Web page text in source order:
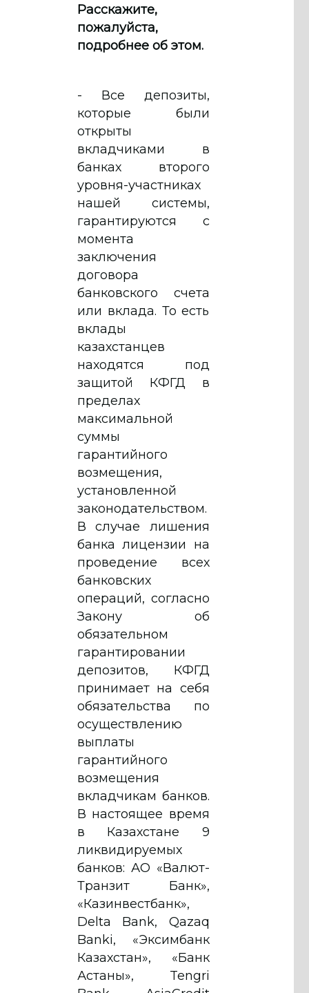
Расскажите,
пожалуйста,
подробнее об этом.
- Все депозиты,
которые были
открыты
вкладчиками в
банках второго
уровня-участниках
нашей системы,
гарантируются с
момента
заключения
договора
банковского счета
или вклада. То есть
вклады
казахстанцев
находятся под
защитой КФГД в
пределах
максимальной
суммы
гарантийного
возмещения,
установленной
законодательством.
В случае лишения
банка лицензии на
проведение всех
банковских
операций, согласно
Закону об
обязательном
гарантировании
депозитов, КФГД
принимает на себя
обязательства по
осуществлению
выплаты
гарантийного
возмещения
вкладчикам банков.
В настоящее время
в Казахстане 9
ликвидируемых
банков: АО «Валют-
Транзит Банк»,
«Казинвестбанк»,
Delta Bank, Qazaq
Banki, «Эксимбанк
Казахстан», «Банк
Астаны», Tengri